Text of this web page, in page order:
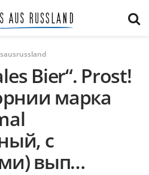
Bier“. Prost!
марка
с
вып…